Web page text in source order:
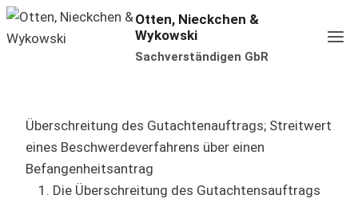
Zum
Inhalt
Otten, Nieckchen &
Wykowski
Sachverständigen GbR
Überschreitung des Gutachtenauftrags; Streitwert
eines Beschwerdeverfahrens über einen
Befangenheitsantrag
Die Überschreitung des Gutachtensauftrags